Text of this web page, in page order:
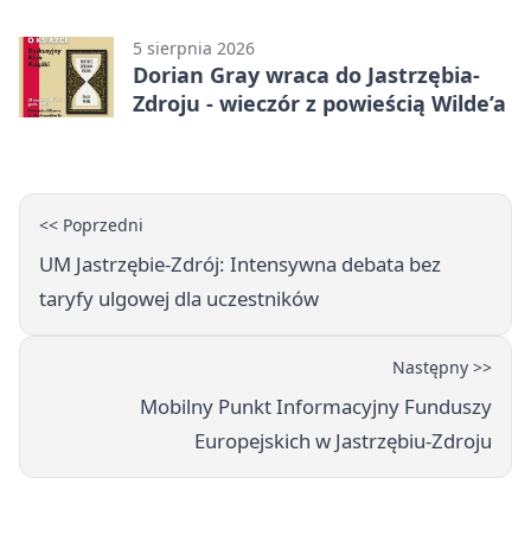
5 sierpnia 2026
Dorian Gray wraca do Jastrzębia-
Zdroju - wieczór z powieścią Wilde’a
<< Poprzedni
UM Jastrzębie-Zdrój: Intensywna debata bez
taryfy ulgowej dla uczestników
Następny >>
Mobilny Punkt Informacyjny Funduszy
Europejskich w Jastrzębiu-Zdroju